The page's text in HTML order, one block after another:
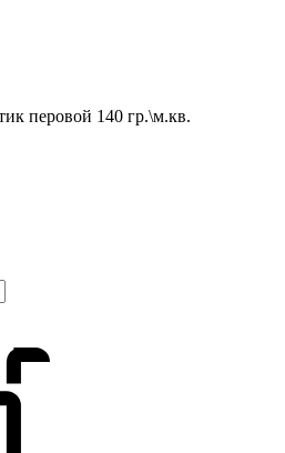
перовой 140 гр.\м.кв.